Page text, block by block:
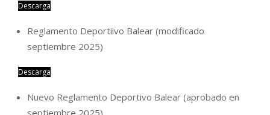
Descarga
Reglamento Deportiivo Balear (modificado
septiembre 2025)
Descarga
Nuevo Reglamento Deportivo Balear (aprobado en
septiembre 2025)